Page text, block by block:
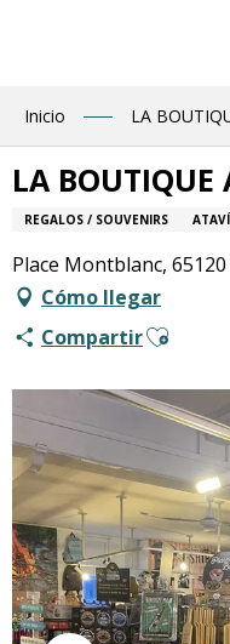
Inicio LA
LA BOUTIQUE
REGALOS / SOUVENIRS
Place Montblanc,
Cómo llegar
CompartirAjouter